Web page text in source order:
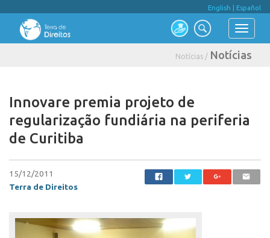
English Español
Notícias / Notícias
Innovare premia projeto de
regularização fundiária na periferia
de Curitiba
15/12/2011
Terra de Direitos